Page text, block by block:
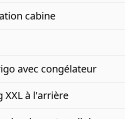
cabine
avec congélateur
XXL à l'arrière